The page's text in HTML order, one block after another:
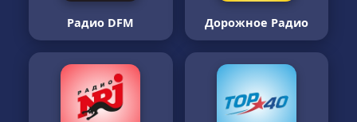
Радио DFM Дорожное Радио